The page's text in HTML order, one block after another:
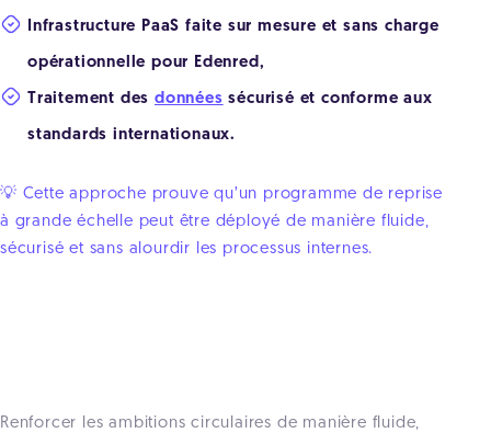
Infrastructure PaaS faite sur mesure et sans charge
opérationnelle pour Edenred,
Traitement desdonnées sécurisé et conforme aux
standards internationaux.
💡 Cette approche prouve qu’un programme de reprise
à grande échelle peut être déployé de manière fluide,
sécurisé et sans alourdir les processus internes.
Renforcer les ambitions circulaires de manière fluide,